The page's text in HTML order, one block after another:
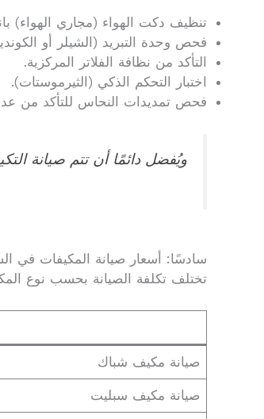
تنظيف دكت الهواء (مجاري الهواء)
فحص وحدة التبريد (الشيلر أو
التأكد من نظافة الفلاتر المركزية.
اختبار التحكم الذكي (الثيرموستات).
فحص تمديدات النحاس للتأكد من
ويُفضل دائمًا أن تتم صيانة
سادسًا: أسعار صيانة المكيفات في
تختلف تكلفة الصيانة بحسب نوع
صيانة مكيف شباك
صيانة مكيف سبليت